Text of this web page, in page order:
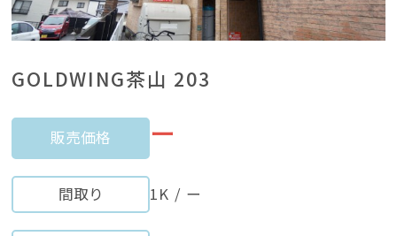
GOLDWING茶山 203
販売価格 ー
間取り 1K / ー